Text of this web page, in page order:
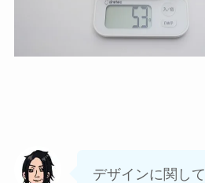
デザインに関し